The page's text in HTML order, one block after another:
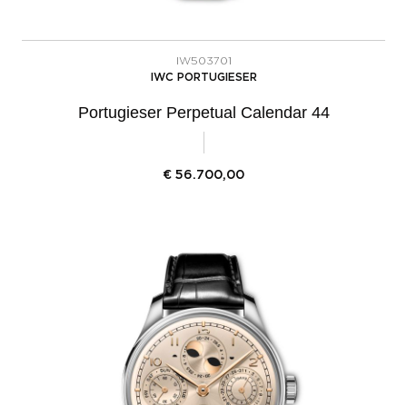
IW503701
IWC PORTUGIESER
Portugieser Perpetual Calendar 44
€ 56.700,00